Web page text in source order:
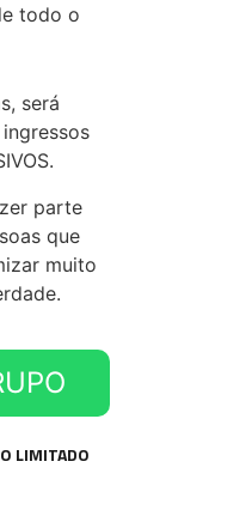
todo o
será
parte
que
muito
LIMITADO